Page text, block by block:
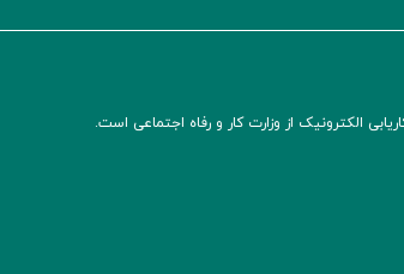
الکترونیک از وزارت کار و رفاه اجتماعی است.